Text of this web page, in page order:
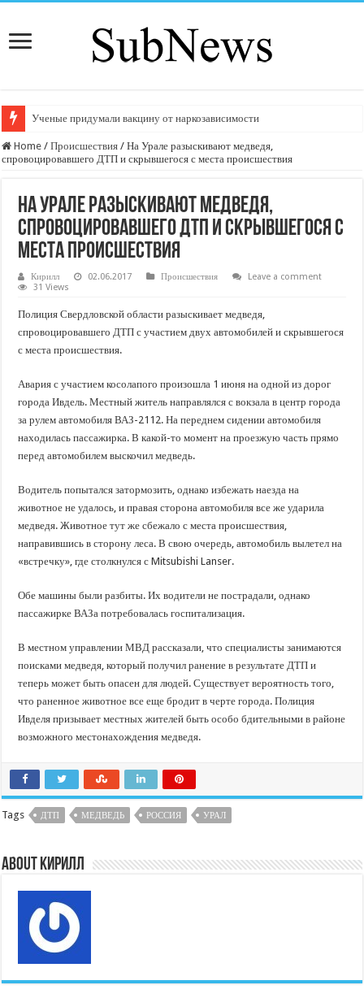
Ученые придумали вакцину от наркозависимости
Home / Происшествия / На Урале разыскивают медведя,
спровоцировавшего ДТП и скрывшегося с места происшествия
На Урале разыскивают медведя,
спровоцировавшего ДТП и скрывшегося с
места происшествия
Кирилл 02.06.2017 Происшествия
Leave a comment
31 Views
Полиция Свердловской области разыскивает медведя,
спровоцировавшего ДТП с участием двух автомобилей и скрывшегося
с места происшествия.
Авария с участием косолапого произошла 1 июня на одной из дорог
города Ивдель. Местный житель направлялся с вокзала в центр города
за рулем автомобиля ВАЗ-2112. На переднем сидении автомобиля
находилась пассажирка. В какой-то момент на проезжую часть прямо
перед автомобилем выскочил медведь.
Водитель попытался затормозить, однако избежать наезда на
животное не удалось, и правая сторона автомобиля все же ударила
медведя. Животное тут же сбежало с места происшествия,
направившись в сторону леса. В свою очередь, автомобиль вылетел на
«встречку», где столкнулся с Mitsubishi Lanser.
Обе машины были разбиты. Их водители не пострадали, однако
пассажирке ВАЗа потребовалась госпитализация.
В местном управлении МВД рассказали, что специалисты занимаются
поисками медведя, который получил ранение в результате ДТП и
теперь может быть опасен для людей. Существует вероятность того,
что раненное животное все еще бродит в черте города. Полиция
Ивделя призывает местных жителей быть особо бдительными в районе
возможного местонахождения медведя.
Tags ДТП МЕДВЕДЬ РОССИЯ УРАЛ
About Кирилл